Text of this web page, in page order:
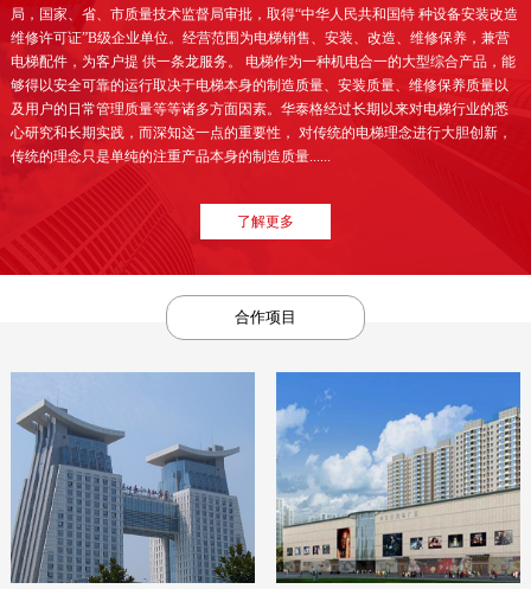
局，国家、省、市质量技术监督局审批，取得“中华人民共和国特 种设备安装改造
维修许可证”B级企业单位。经营范围为电梯销售、安装、改造、维修保养，兼营
电梯配件，为客户提 供一条龙服务。 电梯作为一种机电合一的大型综合产品，能
够得以安全可靠的运行取决于电梯本身的制造质量、安装质量、维修保养质量以
及用户的日常管理质量等等诸多方面因素。华泰格经过长期以来对电梯行业的悉
心研究和长期实践，而深知这一点的重要性， 对传统的电梯理念进行大胆创新，
传统的理念只是单纯的注重产品本身的制造质量......
了解更多
合作项目